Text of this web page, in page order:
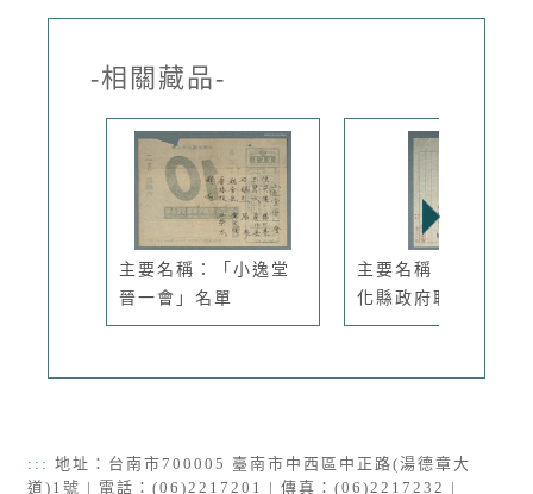
-相關藏品-
主要名稱：「小逸堂
晉一會」名單
主要名稱：臺灣省彰
化縣政府聘函
::: 地址：台南市700005 臺南市中西區中正路(湯德章大
道)1號 | 電話：(06)2217201 | 傳真：(06)2217232 |